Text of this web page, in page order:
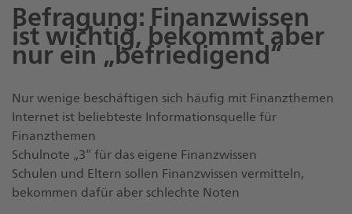
Befragung: Finanzwissen
ist wichtig, bekommt aber
nur ein „befriedigend“
Nur wenige beschäftigen sich häufig mit Finanzthemen
Internet ist beliebteste Informationsquelle für
Finanzthemen
Schulnote „3“ für das eigene Finanzwissen
Schulen und Eltern sollen Finanzwissen vermitteln,
bekommen dafür aber schlechte Noten